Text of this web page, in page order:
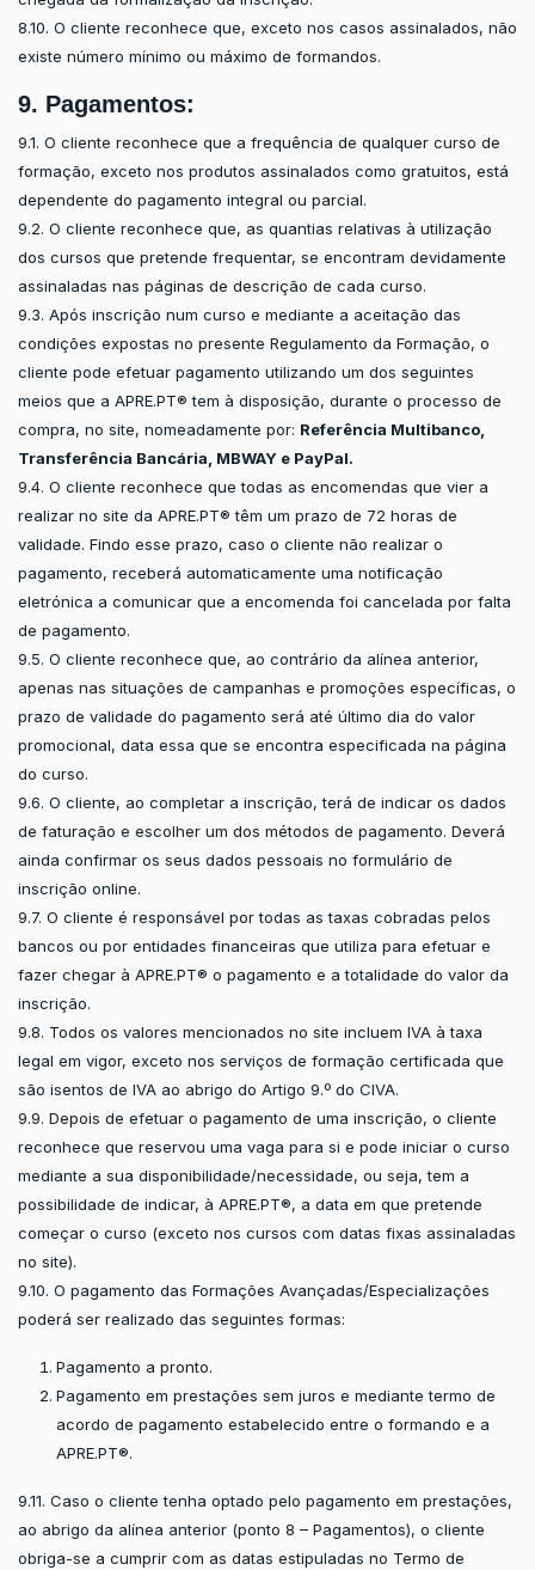
8.10. O cliente reconhece que, exceto nos casos assinalados, não
existe número mínimo ou máximo de formandos.
9. Pagamentos:
9.1. O cliente reconhece que a frequência de qualquer curso de
formação, exceto nos produtos assinalados como gratuitos, está
dependente do pagamento integral ou parcial.
9.2. O cliente reconhece que, as quantias relativas à utilização
dos cursos que pretende frequentar, se encontram devidamente
assinaladas nas páginas de descrição de cada curso.
9.3. Após inscrição num curso e mediante a aceitação das
condições expostas no presente Regulamento da Formação, o
cliente pode efetuar pagamento utilizando um dos seguintes
meios que a APRE.PT® tem à disposição, durante o processo de
compra, no site, nomeadamente por: Referência Multibanco,
Transferência Bancária, MBWAY e PayPal.
9.4. O cliente reconhece que todas as encomendas que vier a
realizar no site da APRE.PT® têm um prazo de 72 horas de
validade. Findo esse prazo, caso o cliente não realizar o
pagamento, receberá automaticamente uma notificação
eletrónica a comunicar que a encomenda foi cancelada por falta
de pagamento.
9.5. O cliente reconhece que, ao contrário da alínea anterior,
apenas nas situações de campanhas e promoções específicas, o
prazo de validade do pagamento será até último dia do valor
promocional, data essa que se encontra especificada na página
do curso.
9.6. O cliente, ao completar a inscrição, terá de indicar os dados
de faturação e escolher um dos métodos de pagamento. Deverá
ainda confirmar os seus dados pessoais no formulário de
inscrição online.
9.7. O cliente é responsável por todas as taxas cobradas pelos
bancos ou por entidades financeiras que utiliza para efetuar e
fazer chegar à APRE.PT® o pagamento e a totalidade do valor da
inscrição.
9.8. Todos os valores mencionados no site incluem IVA à taxa
legal em vigor, exceto nos serviços de formação certificada que
são isentos de IVA ao abrigo do Artigo 9.º do CIVA.
9.9. Depois de efetuar o pagamento de uma inscrição, o cliente
reconhece que reservou uma vaga para si e pode iniciar o curso
mediante a sua disponibilidade/necessidade, ou seja, tem a
possibilidade de indicar, à APRE.PT®, a data em que pretende
começar o curso (exceto nos cursos com datas fixas assinaladas
no site).
9.10. O pagamento das Formações Avançadas/Especializações
poderá ser realizado das seguintes formas:
Pagamento a pronto.
Pagamento em prestações sem juros e mediante termo de
acordo de pagamento estabelecido entre o formando e a
APRE.PT®.
9.11. Caso o cliente tenha optado pelo pagamento em prestações,
ao abrigo da alínea anterior (ponto 8 – Pagamentos), o cliente
obriga-se a cumprir com as datas estipuladas no Termo de